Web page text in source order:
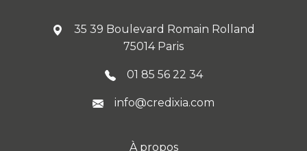
35 39 Boulevard Romain Rolland
75014 Paris
01 85 56 22 34
info@credixia.com
À propos